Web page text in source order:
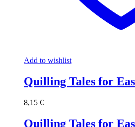
Add to wishlist
Quilling Tales for
8,15 €
Quilling Tales for